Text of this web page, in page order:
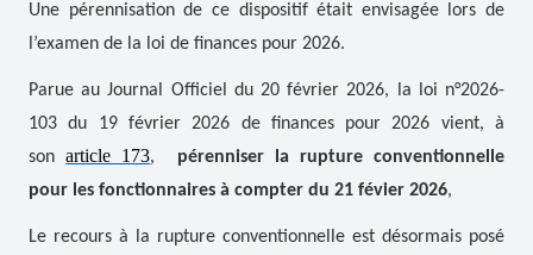
Une pérennisation de ce dispositif était envisagée lors de
l’examen de la loi de finances pour 2026.
Parue au Journal Officiel du 20 février 2026, la loi n°2026-
103 du 19 février 2026 de finances pour 2026 vient, à
sonarticle 173, pérenniser la rupture conventionnelle
pour les fonctionnaires à compter du 21 févier 2026,
Le recours à la rupture conventionnelle est désormais posé